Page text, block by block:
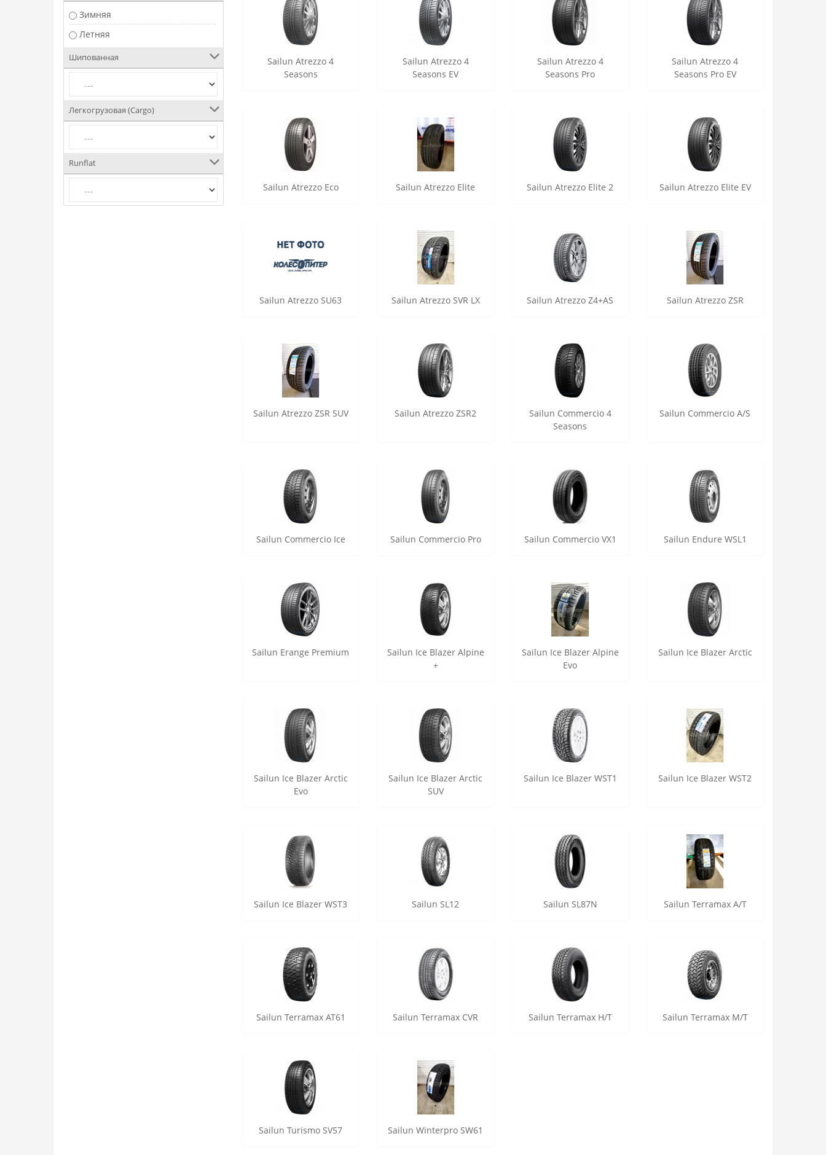
Зимняя
Летняя
Шипованная
Легкогрузовая (Cargo)
Runflat
Sailun Atrezzo 4
Seasons
Sailun Atrezzo 4
Seasons EV
Sailun Atrezzo 4
Seasons Pro
Sailun Atrezzo 4
Seasons Pro EV
Sailun Atrezzo Eco Sailun Atrezzo Elite Sailun Atrezzo Elite 2 Sailun Atrezzo Elite EV
Sailun Atrezzo SU63 Sailun Atrezzo SVR LX Sailun Atrezzo Z4+AS Sailun Atrezzo ZSR
Sailun Atrezzo ZSR SUV Sailun Atrezzo ZSR2
Sailun Commercio 4
Seasons
Sailun Commercio A/S
Sailun Commercio Ice Sailun Commercio Pro Sailun Commercio VX1 Sailun Endure WSL1
Sailun Erange Premium
Sailun Ice Blazer Alpine
+
Sailun Ice Blazer Alpine
Evo
Sailun Ice Blazer Arctic
Sailun Ice Blazer Arctic
Evo
Sailun Ice Blazer Arctic
SUV
Sailun Ice Blazer WST1 Sailun Ice Blazer WST2
Sailun Ice Blazer WST3 Sailun SL12 Sailun SL87N Sailun Terramax A/T
Sailun Terramax AT61 Sailun Terramax CVR Sailun Terramax H/T Sailun Terramax M/T
Sailun Turismo SV57 Sailun Winterpro SW61